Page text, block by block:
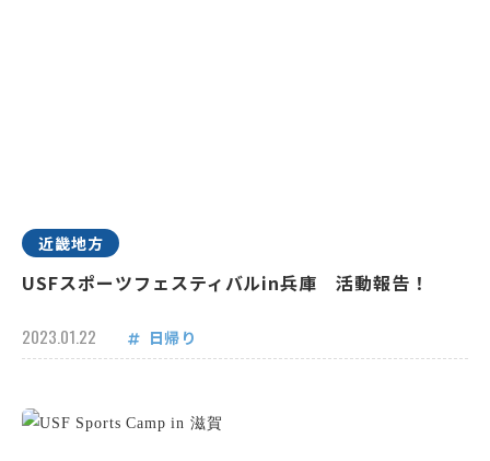
近畿地方
USFスポーツフェスティバルin兵庫 活動報告！
2023.01.22 日帰り